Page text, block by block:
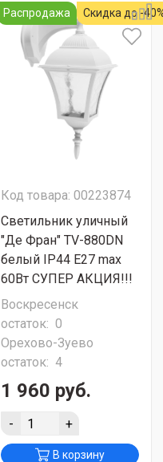
Распродажа Скидка до -
Код товара: 00223874
Светильник уличный
"Де Фран" TV-880DN
белый IP44 Е27 max
60Вт СУПЕР АКЦИЯ!!!
Воскресенск
остаток: 0
Орехово-Зуево
остаток: 4
1 960 руб.
- +
В корзину